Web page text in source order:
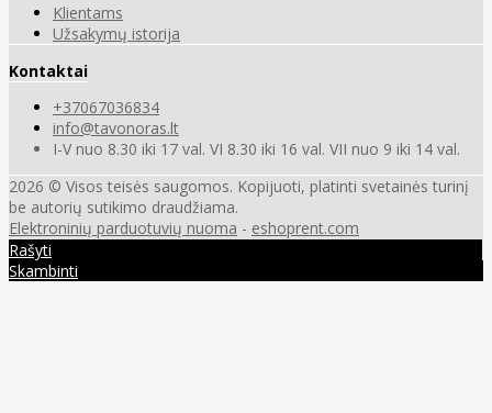
Klientams
Užsakymų istorija
Kontaktai
+37067036834
info@tavonoras.lt
I-V nuo 8.30 iki 17 val. VI 8.30 iki 16 val. VII nuo 9 iki 14 val.
2026 © Visos teisės saugomos. Kopijuoti, platinti svetainės turinį
be autorių sutikimo draudžiama.
Elektroninių parduotuvių nuoma - eshoprent.com
Rašyti
Skambinti